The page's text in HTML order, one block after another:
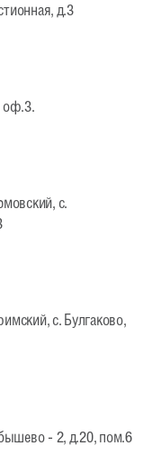
д.3
оф.3.
с.
с. Булгаково,
- 2, д.20, пом.6